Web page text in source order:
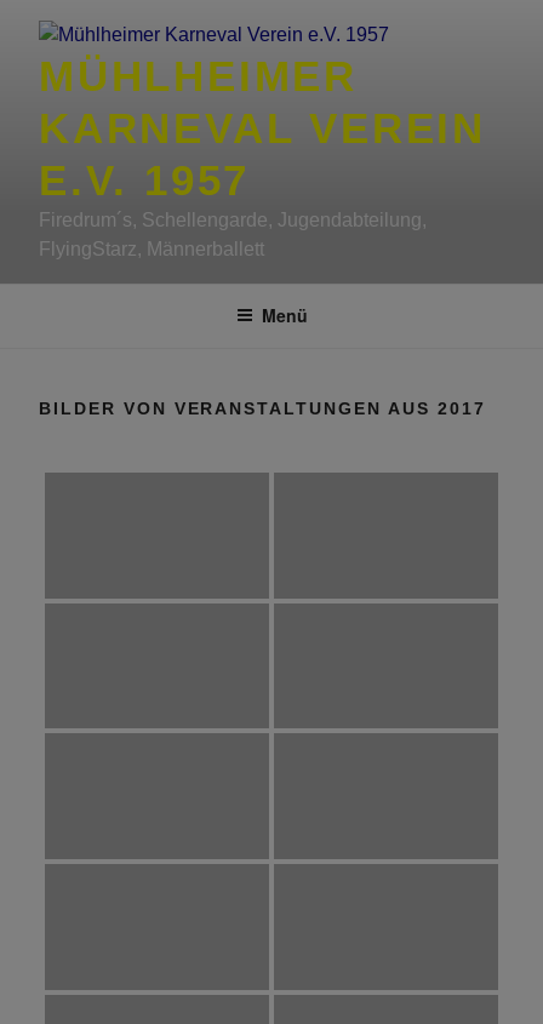
Inhalt
springenMÜHLHEIMER
KARNEVAL VEREIN
E.V. 1957
Firedrum´s, Schellengarde, Jugendabteilung,
FlyingStarz, Männerballett
Menü
BILDER VON VERANSTALTUNGEN AUS 2017